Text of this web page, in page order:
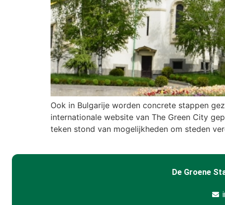
Ook in Bulgarije worden concrete stappen
internationale website van The Green City
teken stond van mogelijkheden om steden
De Groene